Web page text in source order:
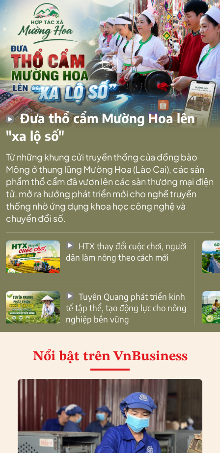
Đưa thổ cẩm Mường Hoa lên
"xa lộ số"
Từ những khung cửi truyền thống của đồng bào
Mông ở thung lũng Mường Hoa (Lào Cai), các sản
phẩm thổ cẩm đã vươn lên các sàn thương mại điện
tử, mở ra hướng phát triển mới cho nghề truyền
thống nhờ ứng dụng khoa học công nghệ và
chuyển đổi số.
dân làm nông theo cách mới
tế tập thể, tạo động lực cho nông
nghiệp bền vững
Nổi bật trên VnBusiness